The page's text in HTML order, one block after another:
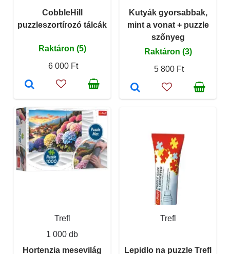
CobbleHill
puzzleszortírozó tálcák
Raktáron (5)
6 000 Ft
Kutyák gyorsabbak,
mint a vonat + puzzle
szőnyeg
Raktáron (3)
5 800 Ft
Trefl
1 000 db
Hortenzia mesevilág
Trefl
Lepidlo na puzzle Trefl